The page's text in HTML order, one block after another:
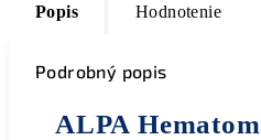
Popis Hodnotenie
Podrobný popis
ALPA